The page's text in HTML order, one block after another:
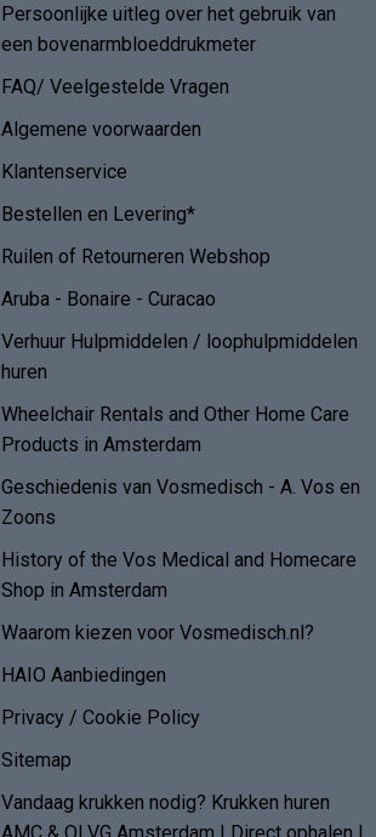
Persoonlijke uitleg over het gebruik van
een bovenarmbloeddrukmeter
FAQ/ Veelgestelde Vragen
Algemene voorwaarden
Klantenservice
Bestellen en Levering*
Ruilen of Retourneren Webshop
Aruba - Bonaire - Curacao
Verhuur Hulpmiddelen / loophulpmiddelen
huren
Wheelchair Rentals and Other Home Care
Products in Amsterdam
Geschiedenis van Vosmedisch - A. Vos en
Zoons
History of the Vos Medical and Homecare
Shop in Amsterdam
Waarom kiezen voor Vosmedisch.nl?
HAIO Aanbiedingen
Privacy / Cookie Policy
Sitemap
Vandaag krukken nodig? Krukken huren
AMC & OLVG Amsterdam | Direct ophalen |